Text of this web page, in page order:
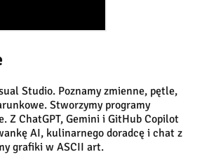
Studio. Poznamy zmienne, pętle,
Stworzymy programy
Z ChatGPT, Gemini i GitHub Copilot
AI, kulinarnego doradcę i chat z
grafiki w ASCII art.